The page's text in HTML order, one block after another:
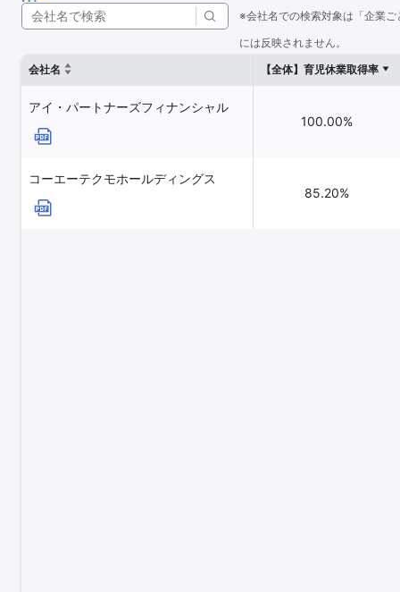
※会社名での検索対象は「企業
には反映されません。
会社名
【全体】育児休業取得率
アイ・パートナーズフィナンシャル
100.00%
コーエーテクモホールディングス
85.20%